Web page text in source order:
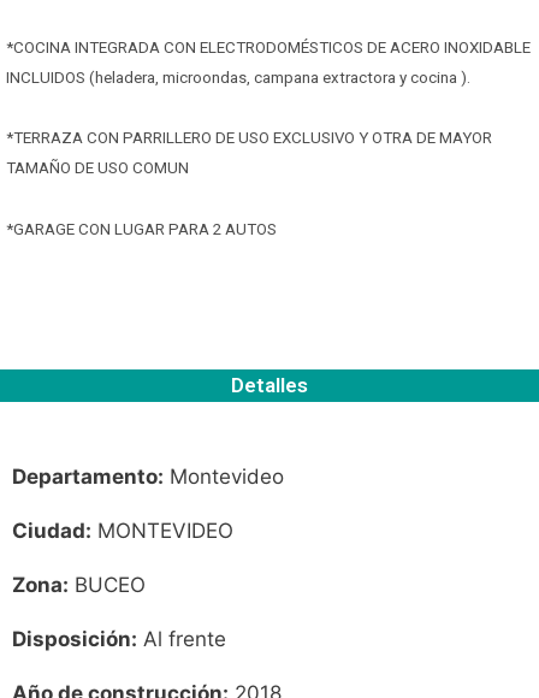
*COCINA INTEGRADA CON ELECTRODOMÉSTICOS DE ACERO INOXIDABLE
INCLUIDOS (heladera, microondas, campana extractora y cocina ).
*TERRAZA CON PARRILLERO DE USO EXCLUSIVO Y OTRA DE MAYOR
TAMAÑO DE USO COMUN
*GARAGE CON LUGAR PARA 2 AUTOS
Detalles
Departamento: Montevideo
Ciudad: MONTEVIDEO
Zona: BUCEO
Disposición: Al frente